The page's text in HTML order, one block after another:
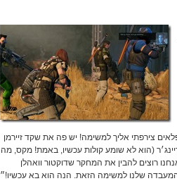
צירפתי אליך למשימה! יש פה את שקד זיירמן
(הוא לא שומע קולות עכשיו, באמת! מקס, מה
רוצים להבין את המחקר שדוקטור וואהלן
שלנו למשימה הזאת. הנה הוא בא עכשיו!״